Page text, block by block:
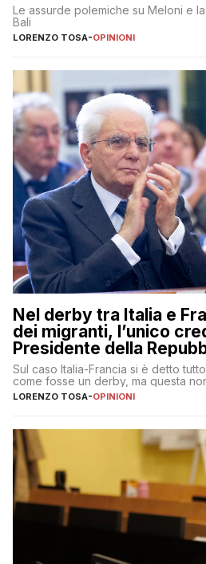
Le assurde polemiche su Meloni e
Bali
LORENZO TOSA-OPINIONI
Nel derby tra Italia e
dei migranti, l’unico
Presidente della
Sul caso Italia-Francia si è detto
come fosse un derby, ma questa
LORENZO TOSA-OPINIONI